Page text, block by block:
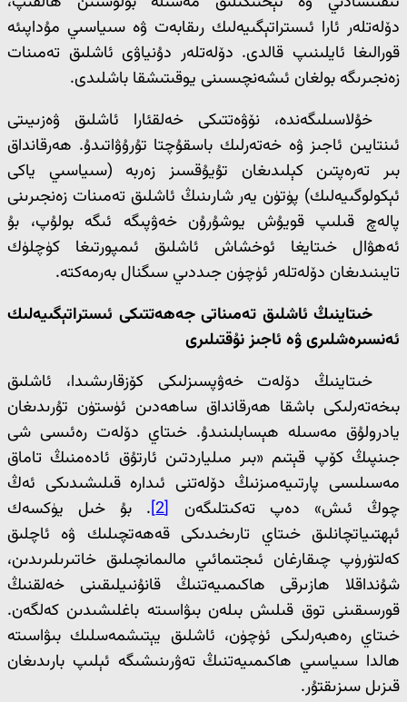
دۆلەتلەر ئارا ئىستراتېگىيەلىك رىقابەت ۋە سىياسىي مۇداپىئە
قورالىغا ئايلىنىپ قالدى. دۆلەتلەر دۇنياۋى ئاشلىق تەمىنات
زەنجىرىگە بولغان ئىشەنچىسىنى يوقىتىشقا باشلىدى.
خۇلاسىلىگەندە، نۆۋەتتىكى خەلقئارا ئاشلىق ۋەزىيىتى
ئىنتايىن ئاجىز ۋە خەتەرلىك باسقۇچتا تۇرۇۋاتىدۇ. ھەرقانداق
بىر تەرەپتىن كېلىدىغان تۇيۇقسىز زەربە (سىياسىي ياكى
ئېكولوگىيەلىك) پۈتۈن يەر شارىنىڭ ئاشلىق تەمىنات زەنجىرىنى
پالەچ قىلىپ قويۇش يوشۇرۇن خەۋپىگە ئىگە بولۇپ، بۇ
ئەھۋال خىتايغا ئوخشاش ئاشلىق ئىمپورتىغا كۈچلۈك
تايىنىدىغان دۆلەتلەر ئۈچۈن جىددىي سىگنال بەرمەكتە.
خىتاينىڭ ئاشلىق تەمىناتى جەھەتتىكى ئىستراتېگىيەلىك
ئەنسىرەشلىرى ۋە ئاجىز نۇقتىلىرى
خىتاينىڭ دۆلەت خەۋپسىزلىكى كۆزقارىشىدا، ئاشلىق
بىخەتەرلىكى باشقا ھەرقانداق ساھەدىن ئۈستۈن تۇرىدىغان
يادرولۇق مەسىلە ھېسابلىنىدۇ. خىتاي دۆلەت رەئىسى شى
جىنپىڭ كۆپ قېتىم «بىر مىلياردتىن ئارتۇق ئادەمنىڭ تاماق
مەسىلىسى پارتىيەمىزنىڭ دۆلەتنى ئىدارە قىلىشىدىكى ئەڭ
چوڭ ئىش» دەپ تەكىتلىگەن [2] . بۇ خىل يۈكسەك
ئېھتىياتچانلىق خىتاي تارىخىدىكى قەھەتچىلىك ۋە ئاچلىق
كەلتۈرۈپ چىقارغان ئىجتىمائىي مالىمانچىلىق خاتىرىلىرىدىن،
شۇنداقلا ھازىرقى ھاكىمىيەتنىڭ قانۇنىيلىقىنى خەلقنىڭ
قورسىقىنى توق قىلىش بىلەن بىۋاسىتە باغلىشىدىن كەلگەن.
خىتاي رەھبەرلىكى ئۈچۈن، ئاشلىق يېتىشمەسلىك بىۋاسىتە
ھالدا سىياسىي ھاكىمىيەتنىڭ تەۋرىنىشىگە ئېلىپ بارىدىغان
قىزىل سىزىقتۇر.